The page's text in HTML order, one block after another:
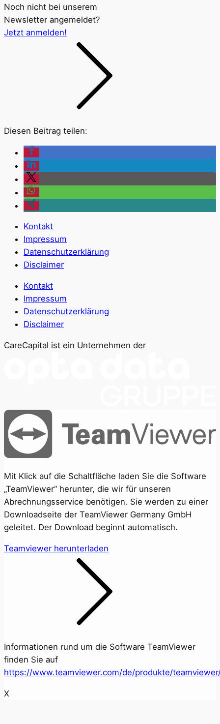
Noch nicht bei unserem
Newsletter angemeldet?
Jetzt anmelden!
Diesen Beitrag teilen:
Kontakt
Impressum
Datenschutzerklärung
Disclaimer
Kontakt
Impressum
Datenschutzerklärung
Disclaimer
CareCapital ist ein Unternehmen der
Mit Klick auf die Schaltfläche laden Sie die Software
„TeamViewer“ herunter, die wir für unseren
Abrechnungsservice benötigen. Sie werden zu einer
Downloadseite der TeamViewer Germany GmbH
geleitet. Der Download beginnt automatisch.
Teamviewer herunterladen
Informationen rund um die Software TeamViewer
finden Sie auf
https://www.teamviewer.com/de/produkte/teamviewer/
X